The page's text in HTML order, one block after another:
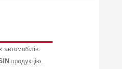
автомобілів.
продукцію.